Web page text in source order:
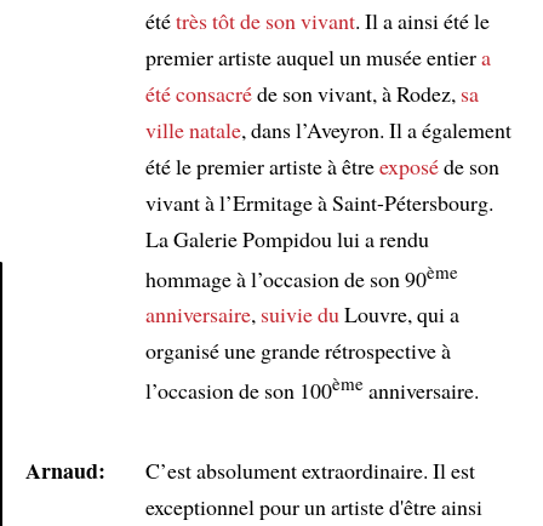
ététrès tôtde son vivant. Il a ainsi été le
premier artiste auquel un musée entiera
été consacréde son vivant, à Rodez, sa
ville natale, dans l’Aveyron. Il a également
été le premier artiste à êtreexposéde son
vivant à l’Ermitage à Saint-Pétersbourg.
La Galerie Pompidou lui a rendu
hommage à l’occasion de son 90ème
anniversaire, suivie duLouvre, qui a
organisé une grande rétrospective à
l’occasion de son 100èmeanniversaire.
Arnaud:
C’est absolument extraordinaire. Il est
exceptionnel pour un artiste d'être ainsi